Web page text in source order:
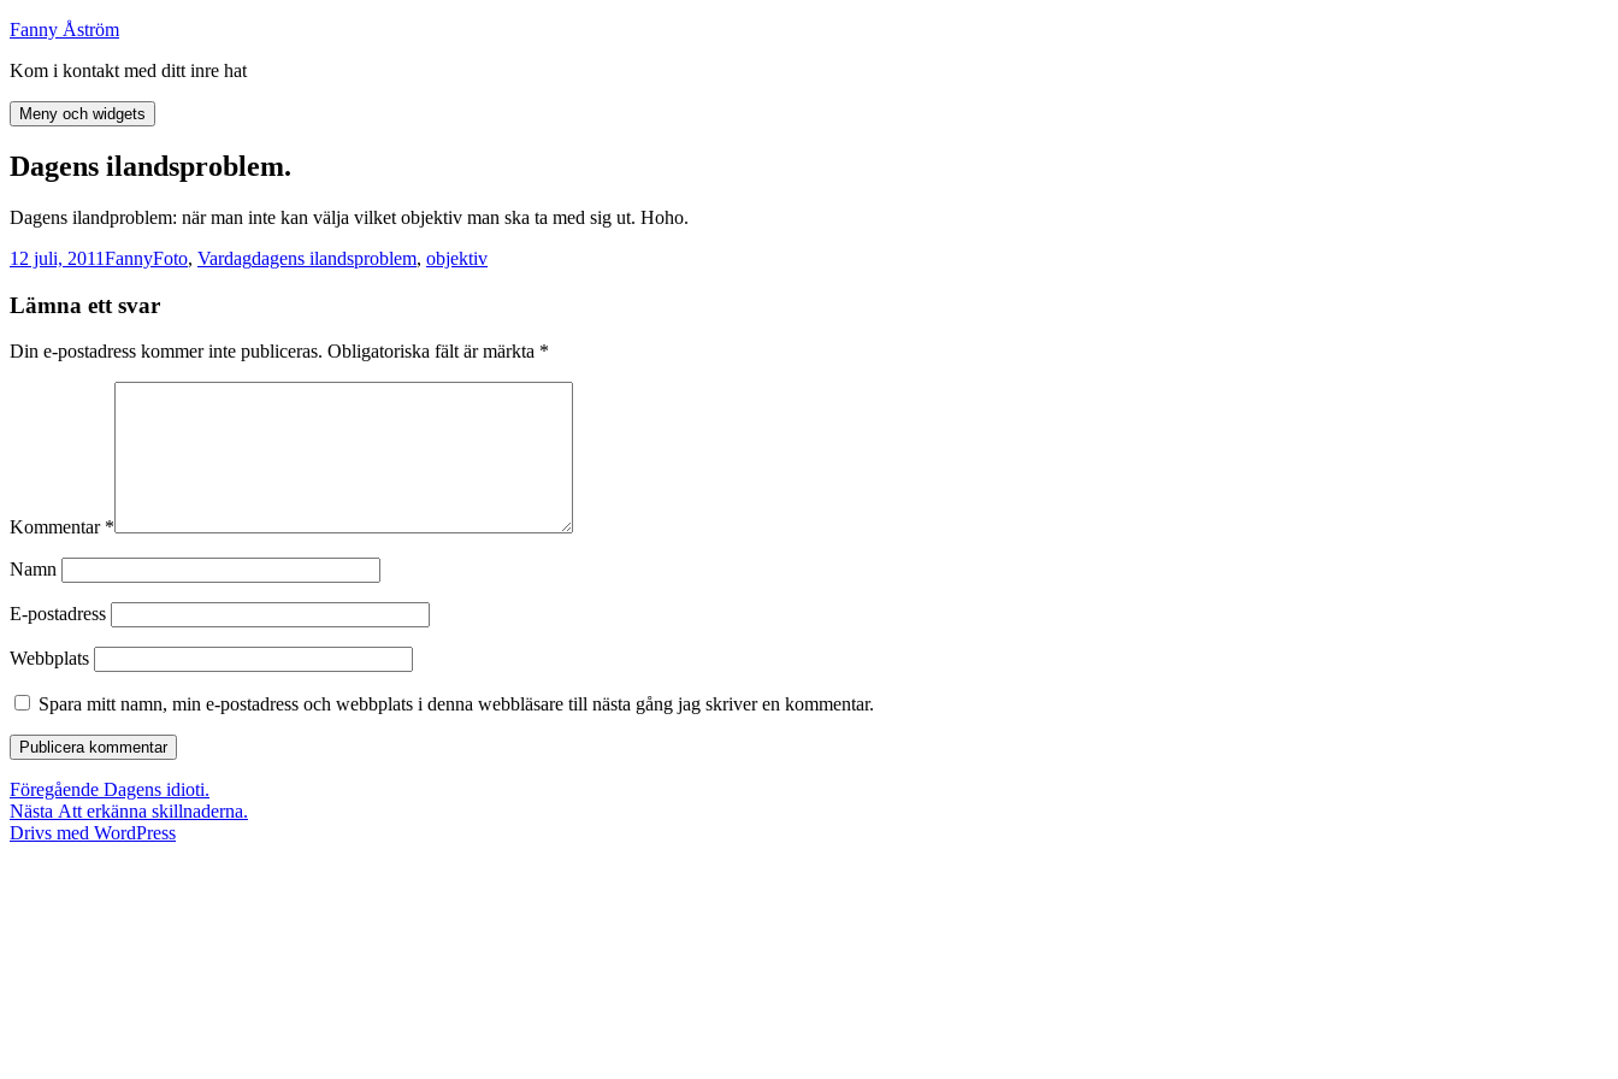
Hoppa
innehåll
Fanny Åström
Kom i kontakt med ditt inre hat
Meny och widgets
Dagens ilandsproblem.
Dagens ilandproblem: när man inte kan välja vilket objektiv man ska ta med sig ut. Hoho.
Postat
12 juli, 2011Författare
FannyKategorier
Foto, VardagTaggar
dagens ilandsproblem, objektiv
Lämna ett svar
Din e-postadress kommer inte publiceras. Obligatoriska fält är märkta *
Kommentar *
Namn
E-postadress
Webbplats
Spara mitt namn, min e-postadress och webbplats i denna webbläsare till nästa gång jag skriver en kommentar.
Inläggsnavigering
Föregående Föregående
inlägg:
Dagens idioti.
Nästa Nästa
inlägg:
Att erkänna skillnaderna.
Drivs med WordPress